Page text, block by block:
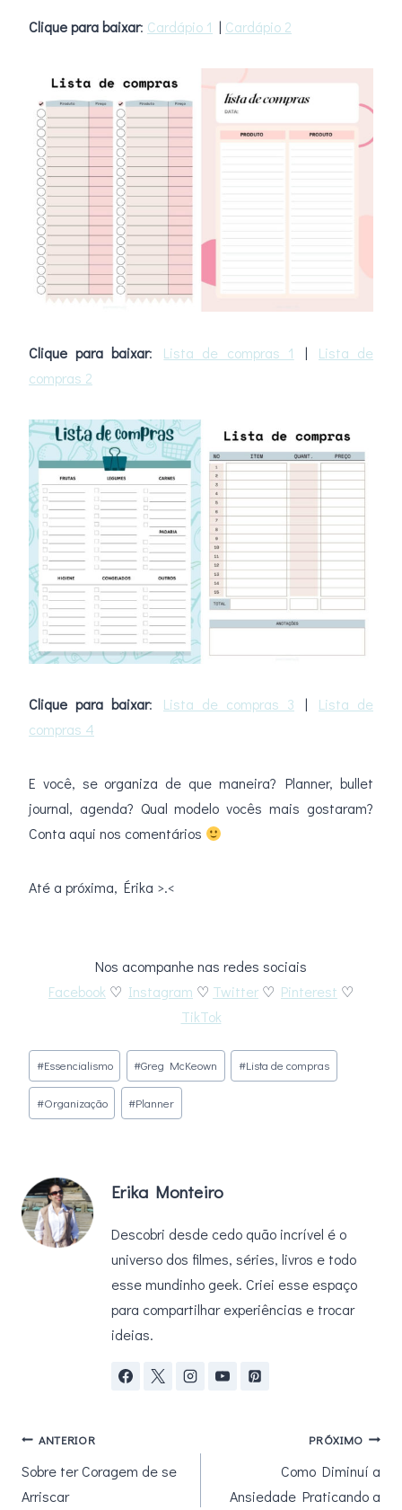
Clique para baixar: Cardápio 1 | Cardápio 2
Clique para baixar: Lista de compras 1 | Lista de
compras 2
Clique para baixar: Lista de compras 3 | Lista de
compras 4
E você, se organiza de que maneira? Planner, bullet
journal, agenda? Qual modelo vocês mais gostaram?
Conta aqui nos comentários
Até a próxima, Érika >.<
Nos acompanhe nas redes sociais
Facebook ♡ Instagram ♡ Twitter ♡ Pinterest ♡
TikTok
Tags
do
Post:
#Essencialismo #Greg McKeown #Lista de compras
#Organização #Planner
Erika Monteiro
Descobri desde cedo quão incrível é o
universo dos filmes, séries, livros e todo
esse mundinho geek. Criei esse espaço
para compartilhar experiências e trocar
ideias.
Navegação
de
ANTERIOR
Sobre ter Coragem de se
Arriscar
PRÓXIMO
Como Diminuí a
Ansiedade Praticando a